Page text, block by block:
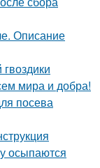
Описание
мира и добра!
посева
осыпаются